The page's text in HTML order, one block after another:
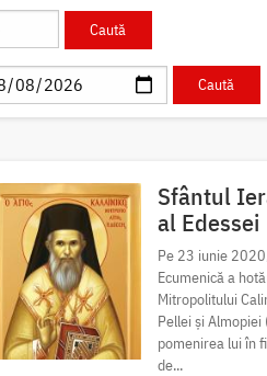
Sfântul
al Edessei
Pe 23 iunie
Ecumenică a
Mitropolitului
Pellei și
pomenirea lui în
de...